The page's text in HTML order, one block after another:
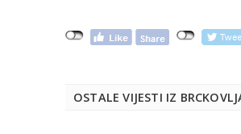
OSTALE VIJESTI IZ